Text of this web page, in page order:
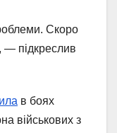
Скоро
— підкреслив
в боях
військових з